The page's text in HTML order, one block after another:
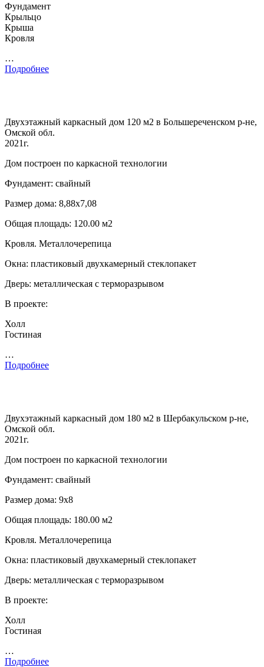
Фундамент
Крыльцо
Крыша
Кровля
…
Подробнее
Двухэтажный каркасный дом 120 м2 в Большереченском р-не,
Омской обл.
2021г.
Дом построен по каркасной технологии
Фундамент: свайный
Размер дома: 8,88х7,08
Общая площадь: 120.00 м2
Кровля. Металлочерепица
Окна: пластиковый двухкамерный стеклопакет
Дверь: металлическая с терморазрывом
В проекте:
Холл
Гостиная
…
Подробнее
Двухэтажный каркасный дом 180 м2 в Шербакульском р-не,
Омской обл.
2021г.
Дом построен по каркасной технологии
Фундамент: свайный
Размер дома: 9х8
Общая площадь: 180.00 м2
Кровля. Металлочерепица
Окна: пластиковый двухкамерный стеклопакет
Дверь: металлическая с терморазрывом
В проекте:
Холл
Гостиная
…
Подробнее